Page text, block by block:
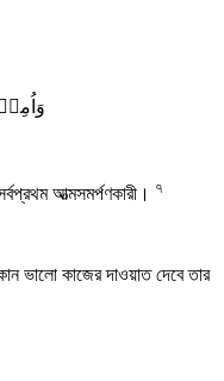
আত্মসমর্পণকারী। ৭
ভালো কাজের দাওয়াত দেবে তার